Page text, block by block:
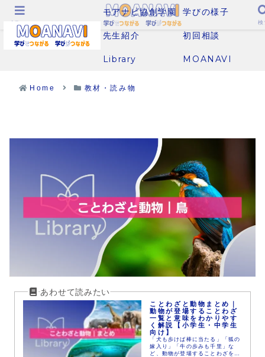
モアナビ協創学園 学びの様子
先生紹介 初回相談
Library MOANAVI
Home 教材・読み物
ことわざと動物まとめ｜
動物が登場することわざ
一覧と意味をわかりやす
く解説【小学生・中学生
向け】
「犬も歩けば棒に当たる」「狐の
嫁入り」「牛の歩みも千里」な
ど、動物が登場することわざをま
メニュー